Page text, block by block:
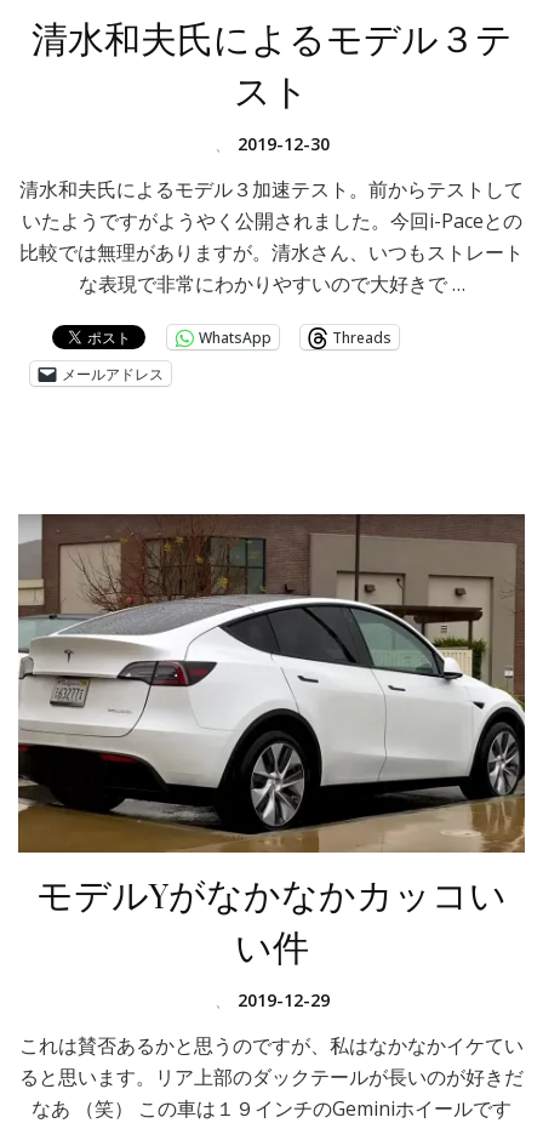
清水和夫氏によるモデル３テ
スト
、 2019-12-30
清水和夫氏によるモデル３加速テスト。前からテストして
いたようですがようやく公開されました。今回i-Paceとの
比較では無理がありますが。清水さん、いつもストレート
な表現で非常にわかりやすいので大好きで …
WhatsApp
Threads
メールアドレス
モデルYがなかなかカッコい
い件
2019-12-29
これは賛否あるかと思うのですが、私はなかなかイケてい
ると思います。リア上部のダックテールが長いのが好きだ
なあ （笑） この車は１９インチのGeminiホイールです